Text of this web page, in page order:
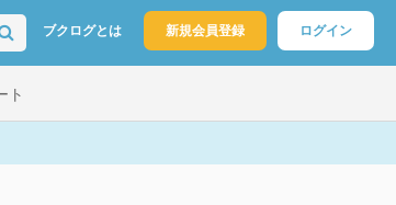
ブクログとは 新規会員登録 ログイン
ト